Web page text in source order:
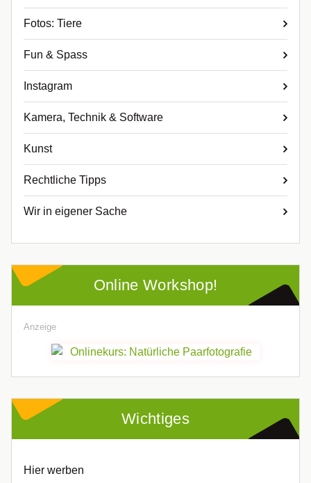
Fotos: Tiere
Fun & Spass
Instagram
Kamera, Technik & Software
Kunst
Rechtliche Tipps
Wir in eigener Sache
Online Workshop!
Anzeige
Wichtiges
Hier werben